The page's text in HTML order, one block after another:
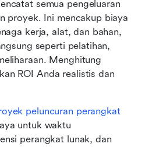
semua pengeluaran
proyek. Ini mencakup biaya
kerja, alat, dan bahan,
seperti pelatihan,
Menghitung
ROI Anda realistis dan
peluncuran perangkat
untuk waktu
perangkat lunak, dan